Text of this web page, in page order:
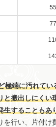
極端に汚れてい
と搬出しにくい
生することもあ
を行い、片付け